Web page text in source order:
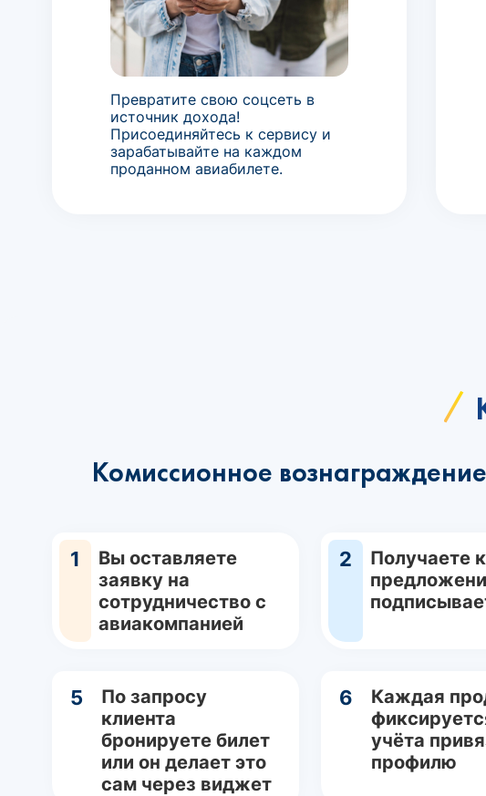
Превратите свою соцсеть в
источник дохода!
Присоединяйтесь к сервису и
зарабатывайте на каждом
проданном авиабилете.
Комиссионное
1
Вы оставляете
заявку на
сотрудничество с
авиакомпанией
2
Получаете
5
По запросу
клиента
бронируете билет
или он делает это
сам через виджет
6
Каждая
учёта
профилю